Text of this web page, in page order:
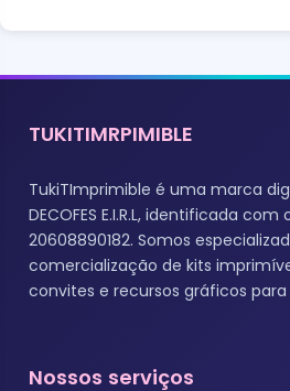
TUKITIMRPIMIBLE
TukiTImprimible é uma marca
DECOFES E.I.R.L, identificada com
20608890182. Somos
comercialização de kits
convites e recursos gráficos
Nossos serviços